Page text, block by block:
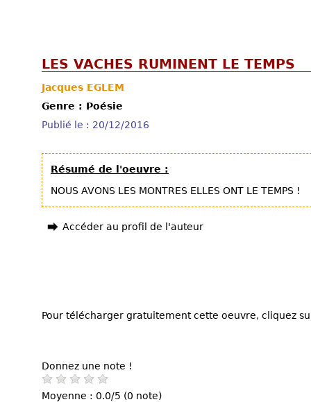
LES VACHES RUMINENT LE TEMPS
Jacques EGLEM
Genre : Poésie
Publié le : 20/12/2016
Résumé de l'oeuvre :
NOUS AVONS LES MONTRES ELLES ONT LE TEMPS !
Accéder au profil de l'auteur
Pour télécharger gratuitement cette oeuvre, cliquez
Donnez une note !
Moyenne : 0.0/5 (0 note)